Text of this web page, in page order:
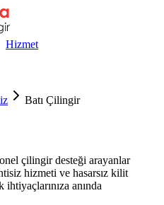
Hizmet
Batı Çilingir
çilingir desteği arayanlar
hizmeti ve hasarsız kilit
anında